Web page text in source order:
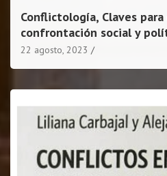
Conflictología, Claves
confrontación social y
22 agosto, 2023